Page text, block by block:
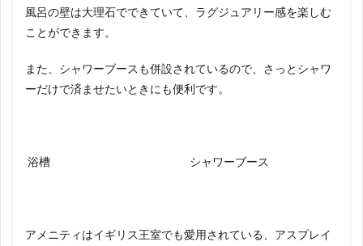
風呂の壁は大理石でできていて、ラグジュアリー感を楽しむ
ことができます。
また、シャワーブースも併設されているので、さっとシャワ
ーだけで済ませたいときにも便利です。
浴槽 シャワーブース
アメニティはイギリス王室でも愛用されている、アスプレイ